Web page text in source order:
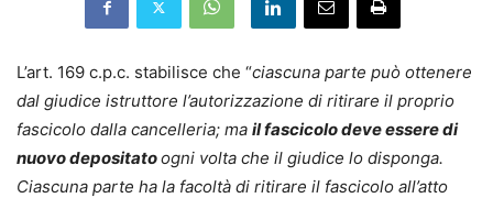
L’art. 169 c.p.c. stabilisce che “ciascuna parte può ottenere
dal giudice istruttore l’autorizzazione di ritirare il proprio
fascicolo dalla cancelleria; ma il fascicolo deve essere di
nuovo depositatoogni volta che il giudice lo disponga.
Ciascuna parte ha la facoltà di ritirare il fascicolo all’atto